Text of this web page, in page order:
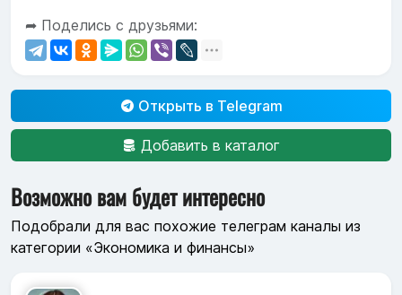
➦ Поделись с друзьями:
Открыть в Telegram
Добавить в каталог
Возможно вам будет интересно
Подобрали для вас похожие телеграм каналы из
категории «Экономика и финансы»